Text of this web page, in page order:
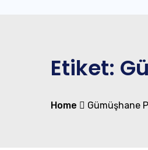
Etiket:
Home Gümüşhane